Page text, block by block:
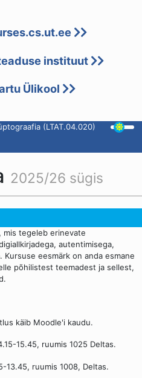
instituut
Ülikool
(LTAT.04.020)
2025/26 sügis
mis tegeleb erinevate
autentimisega,
eesmärk on anda esmane
põhilistest teemadest ja sellest,
käib Moodle'i kaudu.
15.45, ruumis 1025 Deltas.
13.45, ruumis 1008, Deltas.